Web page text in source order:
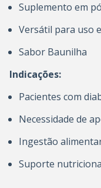
Suplemento em
Versátil para uso
Sabor Baunilha
Indicações:
Pacientes com
Necessidade de
Ingestão
Suporte